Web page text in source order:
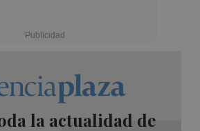
la actualidad de